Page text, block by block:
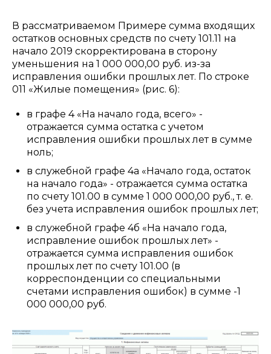
В рассматриваемом Примере сумма входящих
остатков основных средств по счету 101.11 на
начало 2019 скорректирована в сторону
уменьшения на 1 000 000,00 руб. из-за
исправления ошибки прошлых лет. По строке
011 «Жилые помещения» (рис. 6):
в графе 4 «На начало года, всего» -
отражается сумма остатка с учетом
исправления ошибки прошлых лет в сумме
ноль;
в служебной графе 4а «Начало года, остаток
на начало года» - отражается сумма остатка
по счету 101.00 в сумме 1 000 000,00 руб., т. е.
без учета исправления ошибок прошлых лет;
в служебной графе 4б «На начало года,
исправление ошибок прошлых лет» -
отражается сумма исправления ошибок
прошлых лет по счету 101.00 (в
корреспонденции со специальными
счетами исправления ошибок) в сумме -1
000 000,00 руб.